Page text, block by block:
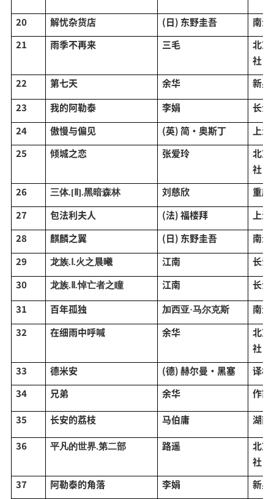
20 解忧杂货店 (日) 东野圭吾
南海
21
雨季不再来 三毛
北京
社
22
第七天 余华
新星
23
我的阿勒泰 李娟
长江
24
傲慢与偏见 (英) 简·奥斯丁
上
25
倾城之恋 张爱玲
北京
社
26
三体.[Ⅱ].黑暗森林 刘慈欣
重庆
27
包法利夫人 (法) 福楼拜
上
28
麒麟之翼 (日) 东野圭吾
南海
29
龙族.Ⅰ.火之晨曦 江南
长江
30
龙族.Ⅱ.悼亡者之瞳 江南
长江
31
百年孤独 加西亚·马尔克斯
南海
32
在细雨中呼喊 余华
北京
社
33
德米安 (德) 赫尔曼·黑塞
译林
34
兄弟 余华 作家
35 长安的荔枝 马伯庸 湖南
36 平凡的世界.第二部 路遥
北京
社
37
阿勒泰的角落 李娟
新星